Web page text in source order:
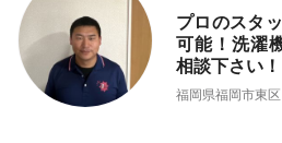
プロのスタ
可能！洗濯
相談下さい！
福岡県福岡市東区